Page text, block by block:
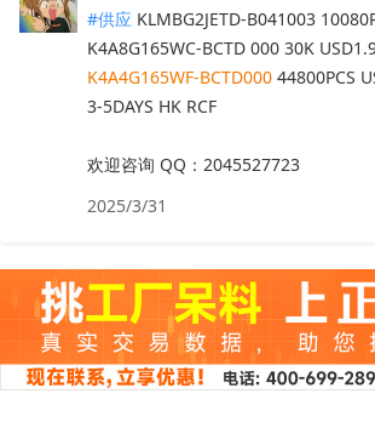
#供应 KLMBG2JETD-B041003
K4A4G165WF-BCTD000 44800PCS
3-5DAYS HK RCF
欢迎咨询 QQ：2045527723
2025/3/31